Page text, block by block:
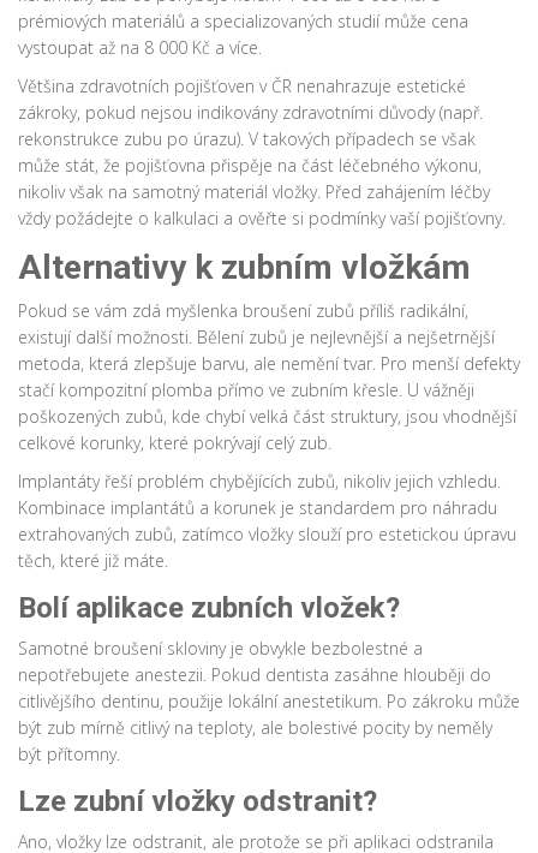
prémiových materiálů a specializovaných studií může cena
vystoupat až na 8 000 Kč a více.
Většina zdravotních pojišťoven v ČR nenahrazuje estetické
zákroky, pokud nejsou indikovány zdravotními důvody (např.
rekonstrukce zubu po úrazu). V takových případech se však
může stát, že pojišťovna přispěje na část léčebného výkonu,
nikoliv však na samotný materiál vložky. Před zahájením léčby
vždy požádejte o kalkulaci a ověřte si podmínky vaší pojišťovny.
Alternativy k zubním vložkám
Pokud se vám zdá myšlenka broušení zubů příliš radikální,
existují další možnosti. Bělení zubů je nejlevnější a nejšetrnější
metoda, která zlepšuje barvu, ale nemění tvar. Pro menší defekty
stačí kompozitní plomba přímo ve zubním křesle. U vážněji
poškozených zubů, kde chybí velká část struktury, jsou vhodnější
celkové korunky, které pokrývají celý zub.
Implantáty řeší problém chybějících zubů, nikoliv jejich vzhledu.
Kombinace implantátů a korunek je standardem pro náhradu
extrahovaných zubů, zatímco vložky slouží pro estetickou úpravu
těch, které již máte.
Bolí aplikace zubních vložek?
Samotné broušení skloviny je obvykle bezbolestné a
nepotřebujete anestezii. Pokud dentista zasáhne hlouběji do
citlivějšího dentinu, použije lokální anestetikum. Po zákroku může
být zub mírně citlivý na teploty, ale bolestivé pocity by neměly
být přítomny.
Lze zubní vložky odstranit?
Ano, vložky lze odstranit, ale protože se při aplikaci odstranila